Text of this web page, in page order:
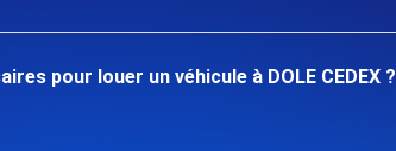
pour louer un véhicule à DOLE CEDEX ?